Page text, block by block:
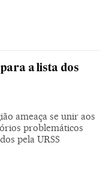
a lista dos
ameaça se unir aos
problemáticos
pela URSS